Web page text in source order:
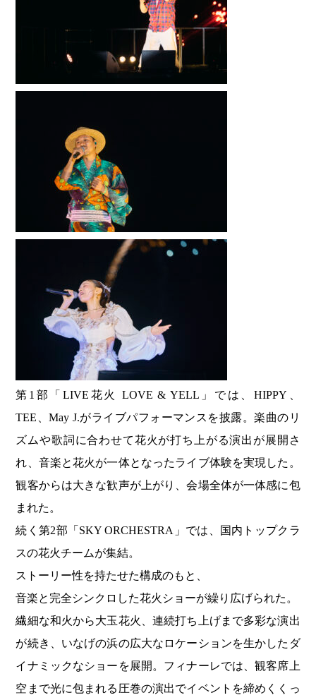
第1部「LIVE花火 LOVE & YELL」では、HIPPY、
TEE、May J.がライブパフォーマンスを披露。楽曲のリ
ズムや歌詞に合わせて花火が打ち上がる演出が展開さ
れ、音楽と花火が一体となったライブ体験を実現した。
観客からは大きな歓声が上がり、会場全体が一体感に包
まれた。
続く第2部「SKY ORCHESTRA」では、国内トップクラ
スの花火チームが集結。
ストーリー性を持たせた構成のもと、
音楽と完全シンクロした花火ショーが繰り広げられた。
繊細な和火から大玉花火、連続打ち上げまで多彩な演出
が続き、いなげの浜の広大なロケーションを生かしたダ
イナミックなショーを展開。フィナーレでは、観客席上
空まで光に包まれる圧巻の演出でイベントを締めくくっ